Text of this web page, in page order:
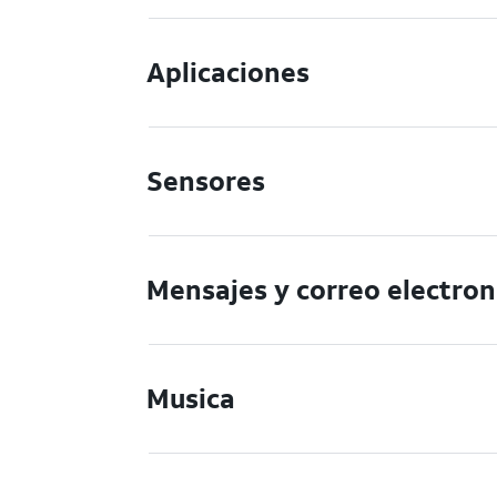
Aplicaciones
Sensores
Mensajes y correo
Musica